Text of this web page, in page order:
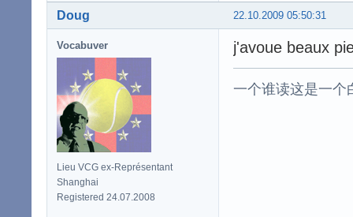
22.10.2009 05:50:31
Doug
Vocabuver
Lieu VCG ex-Représentant
Shanghai
Registered 24.07.2008
j'avoue beaux
一个谁读这是一个